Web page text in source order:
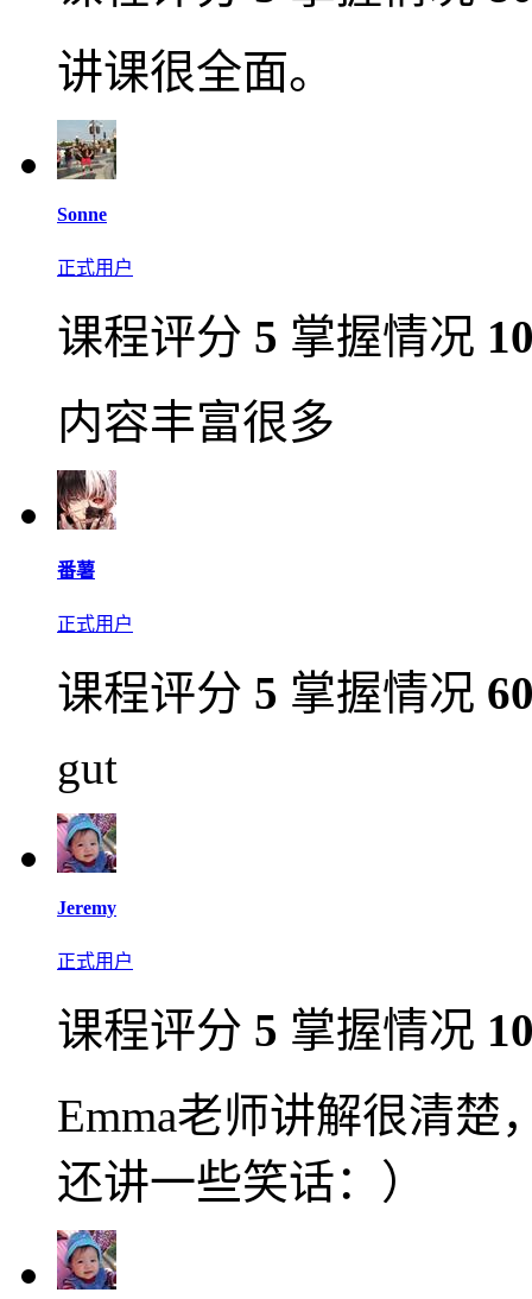
讲课很全面。
Sonne
正式用户
课程评分 5 掌握情况
内容丰富很多
番薯
正式用户
课程评分 5 掌握情况
gut
Jeremy
正式用户
课程评分 5 掌握情况
Emma老师讲解很清楚
还讲一些笑话：）